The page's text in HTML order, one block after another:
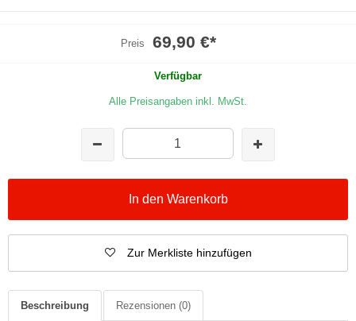
Preis 69,90 €*
Verfügbar
Alle Preisangaben inkl. MwSt.
In den Warenkorb
Zur Merkliste hinzufügen
Beschreibung Rezensionen (0)